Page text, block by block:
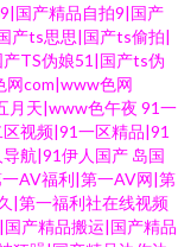
国产精品自拍9|国产
产ts思思|国产ts偷拍|
TS伪娘51|国产ts伪
com|www色网
月天|www色午夜 91一
视频|91一区精品|91
航|91伊人国产 岛国
AV福利|第一AV网|第
|第一福利社在线视频
产精品搬运|国产精品